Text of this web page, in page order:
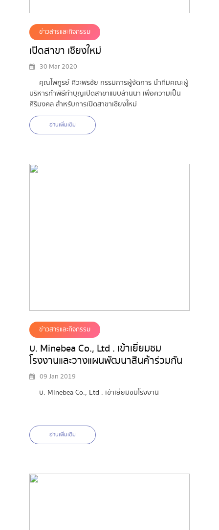
ข่าวสารและกิจกรรม
เปิดสาขา เชียงใหม่
30 Mar 2020
คุณไพฑูรย์ ศิวะพรชัย กรรมการผู้จัดการ นำทีมคณะผู้
บริหารทำพิธีทำบุญเปิดสาขาแบบล้านนา เพื่อความเป็น
ศิริมงคล สำหรับการเปิดสาขาเชียงใหม่
อ่านเพิ่มเติม
ข่าวสารและกิจกรรม
บ. Minebea Co., Ltd . เข้าเยี่ยมชม
โรงงานและวางแผนพัฒนาสินค้าร่วมกัน
09 Jan 2019
บ. Minebea Co., Ltd . เข้าเยี่ยมชมโรงงาน
อ่านเพิ่มเติม